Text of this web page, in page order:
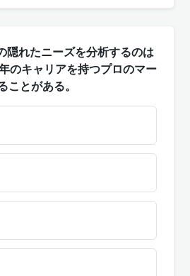
隠れたニーズを分析するのは
のキャリアを持つプロのマー
ことがある。